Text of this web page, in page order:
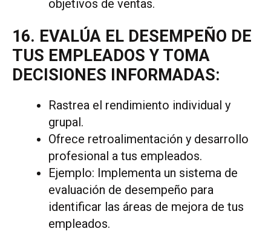
objetivos de ventas.
16. EVALÚA EL DESEMPEÑO DE
TUS EMPLEADOS Y TOMA
DECISIONES INFORMADAS:
Rastrea el rendimiento individual y
grupal.
Ofrece retroalimentación y desarrollo
profesional a tus empleados.
Ejemplo: Implementa un sistema de
evaluación de desempeño para
identificar las áreas de mejora de tus
empleados.